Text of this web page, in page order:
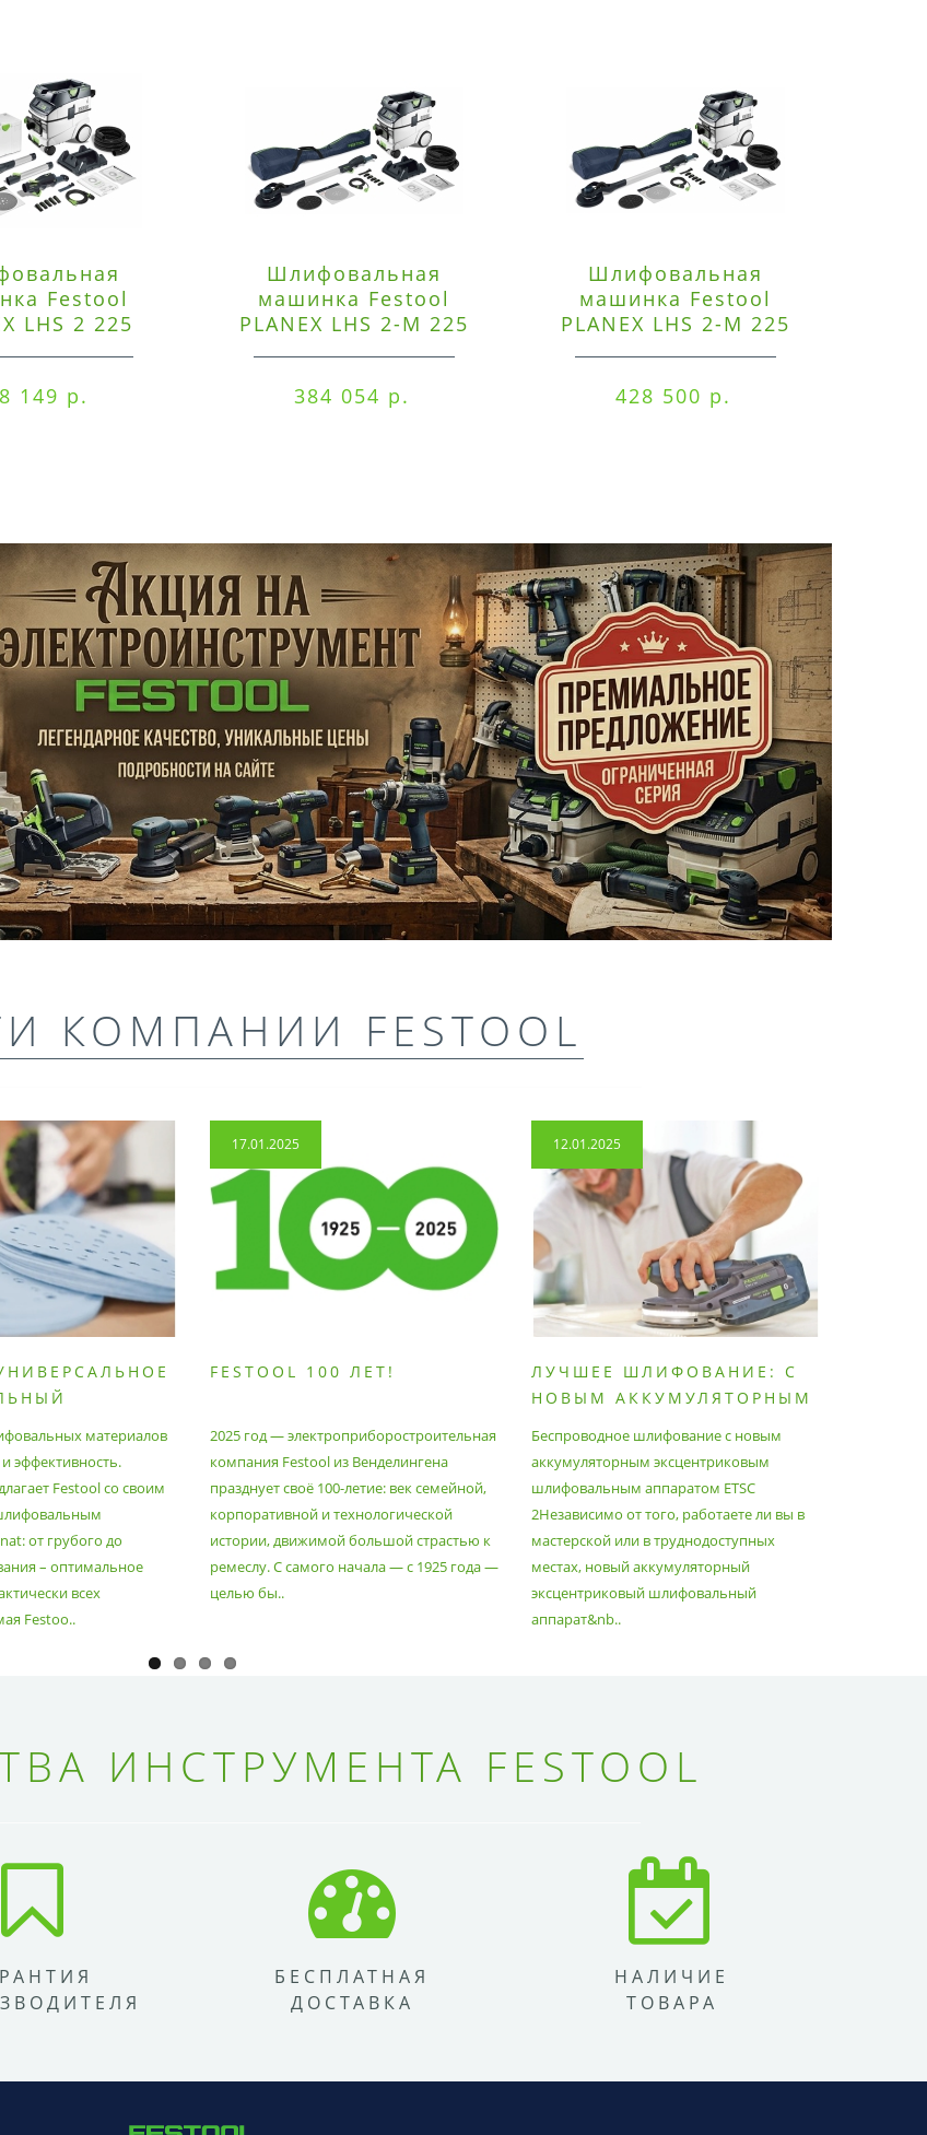
Festool
LHS 2 225
149 р.
Шлифовальная
машинка Festool
PLANEX LHS 2-M 225
384 054 р.
Шлифовальная
машинка Festool
PLANEX LHS 2-M 225
428 500 р.
КОМПАНИИ FESTOOL
материалов
эффективность.
Festool со своим
от грубого до
– оптимальное
всех
Festoo..
17.01.2025
FESTOOL 100 ЛЕТ!
2025 год — электроприборостроительная
компания Festool из Венделингена
празднует своё 100-летие: век семейной,
корпоративной и технологической
истории, движимой большой страстью к
ремеслу. С самого начала — с 1925 года —
целью бы..
12.01.2025
ЛУЧШЕЕ ШЛИФОВАНИЕ: С
НОВЫМ АККУМУЛЯТОРНЫМ
АППАРАТОМ ETSC2
Беспроводное шлифование с новым
аккумуляторным эксцентриковым
шлифовальным аппаратом ETSC
2Независимо от того, работаете ли вы в
мастерской или в труднодоступных
местах, новый аккумуляторный
эксцентриковый шлифовальный
аппарат&nb..
ИНСТРУМЕНТА FESTOOL
БЕСПЛАТНАЯ
ДОСТАВКА
НАЛИЧИЕ
ТОВАРА